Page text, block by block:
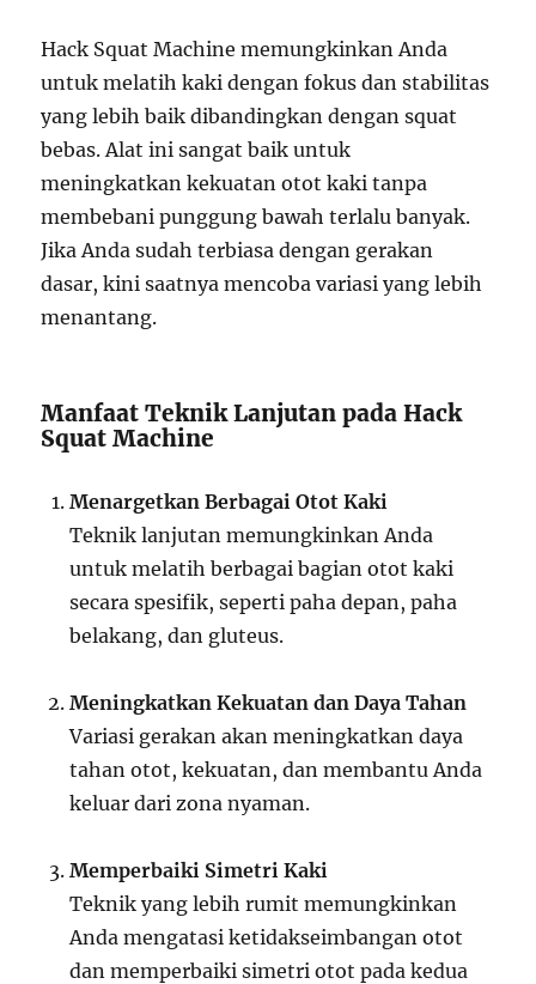
Hack Squat Machine memungkinkan Anda
untuk melatih kaki dengan fokus dan stabilitas
yang lebih baik dibandingkan dengan squat
bebas. Alat ini sangat baik untuk
meningkatkan kekuatan otot kaki tanpa
membebani punggung bawah terlalu banyak.
Jika Anda sudah terbiasa dengan gerakan
dasar, kini saatnya mencoba variasi yang lebih
menantang.
Manfaat Teknik Lanjutan pada Hack
Squat Machine
Menargetkan Berbagai Otot Kaki
Teknik lanjutan memungkinkan Anda
untuk melatih berbagai bagian otot kaki
secara spesifik, seperti paha depan, paha
belakang, dan gluteus.
Meningkatkan Kekuatan dan Daya Tahan
Variasi gerakan akan meningkatkan daya
tahan otot, kekuatan, dan membantu Anda
keluar dari zona nyaman.
Memperbaiki Simetri Kaki
Teknik yang lebih rumit memungkinkan
Anda mengatasi ketidakseimbangan otot
dan memperbaiki simetri otot pada kedua